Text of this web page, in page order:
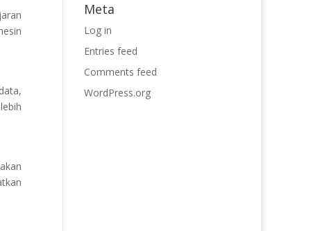
Meta
Log in
Entries feed
Comments feed
WordPress.org